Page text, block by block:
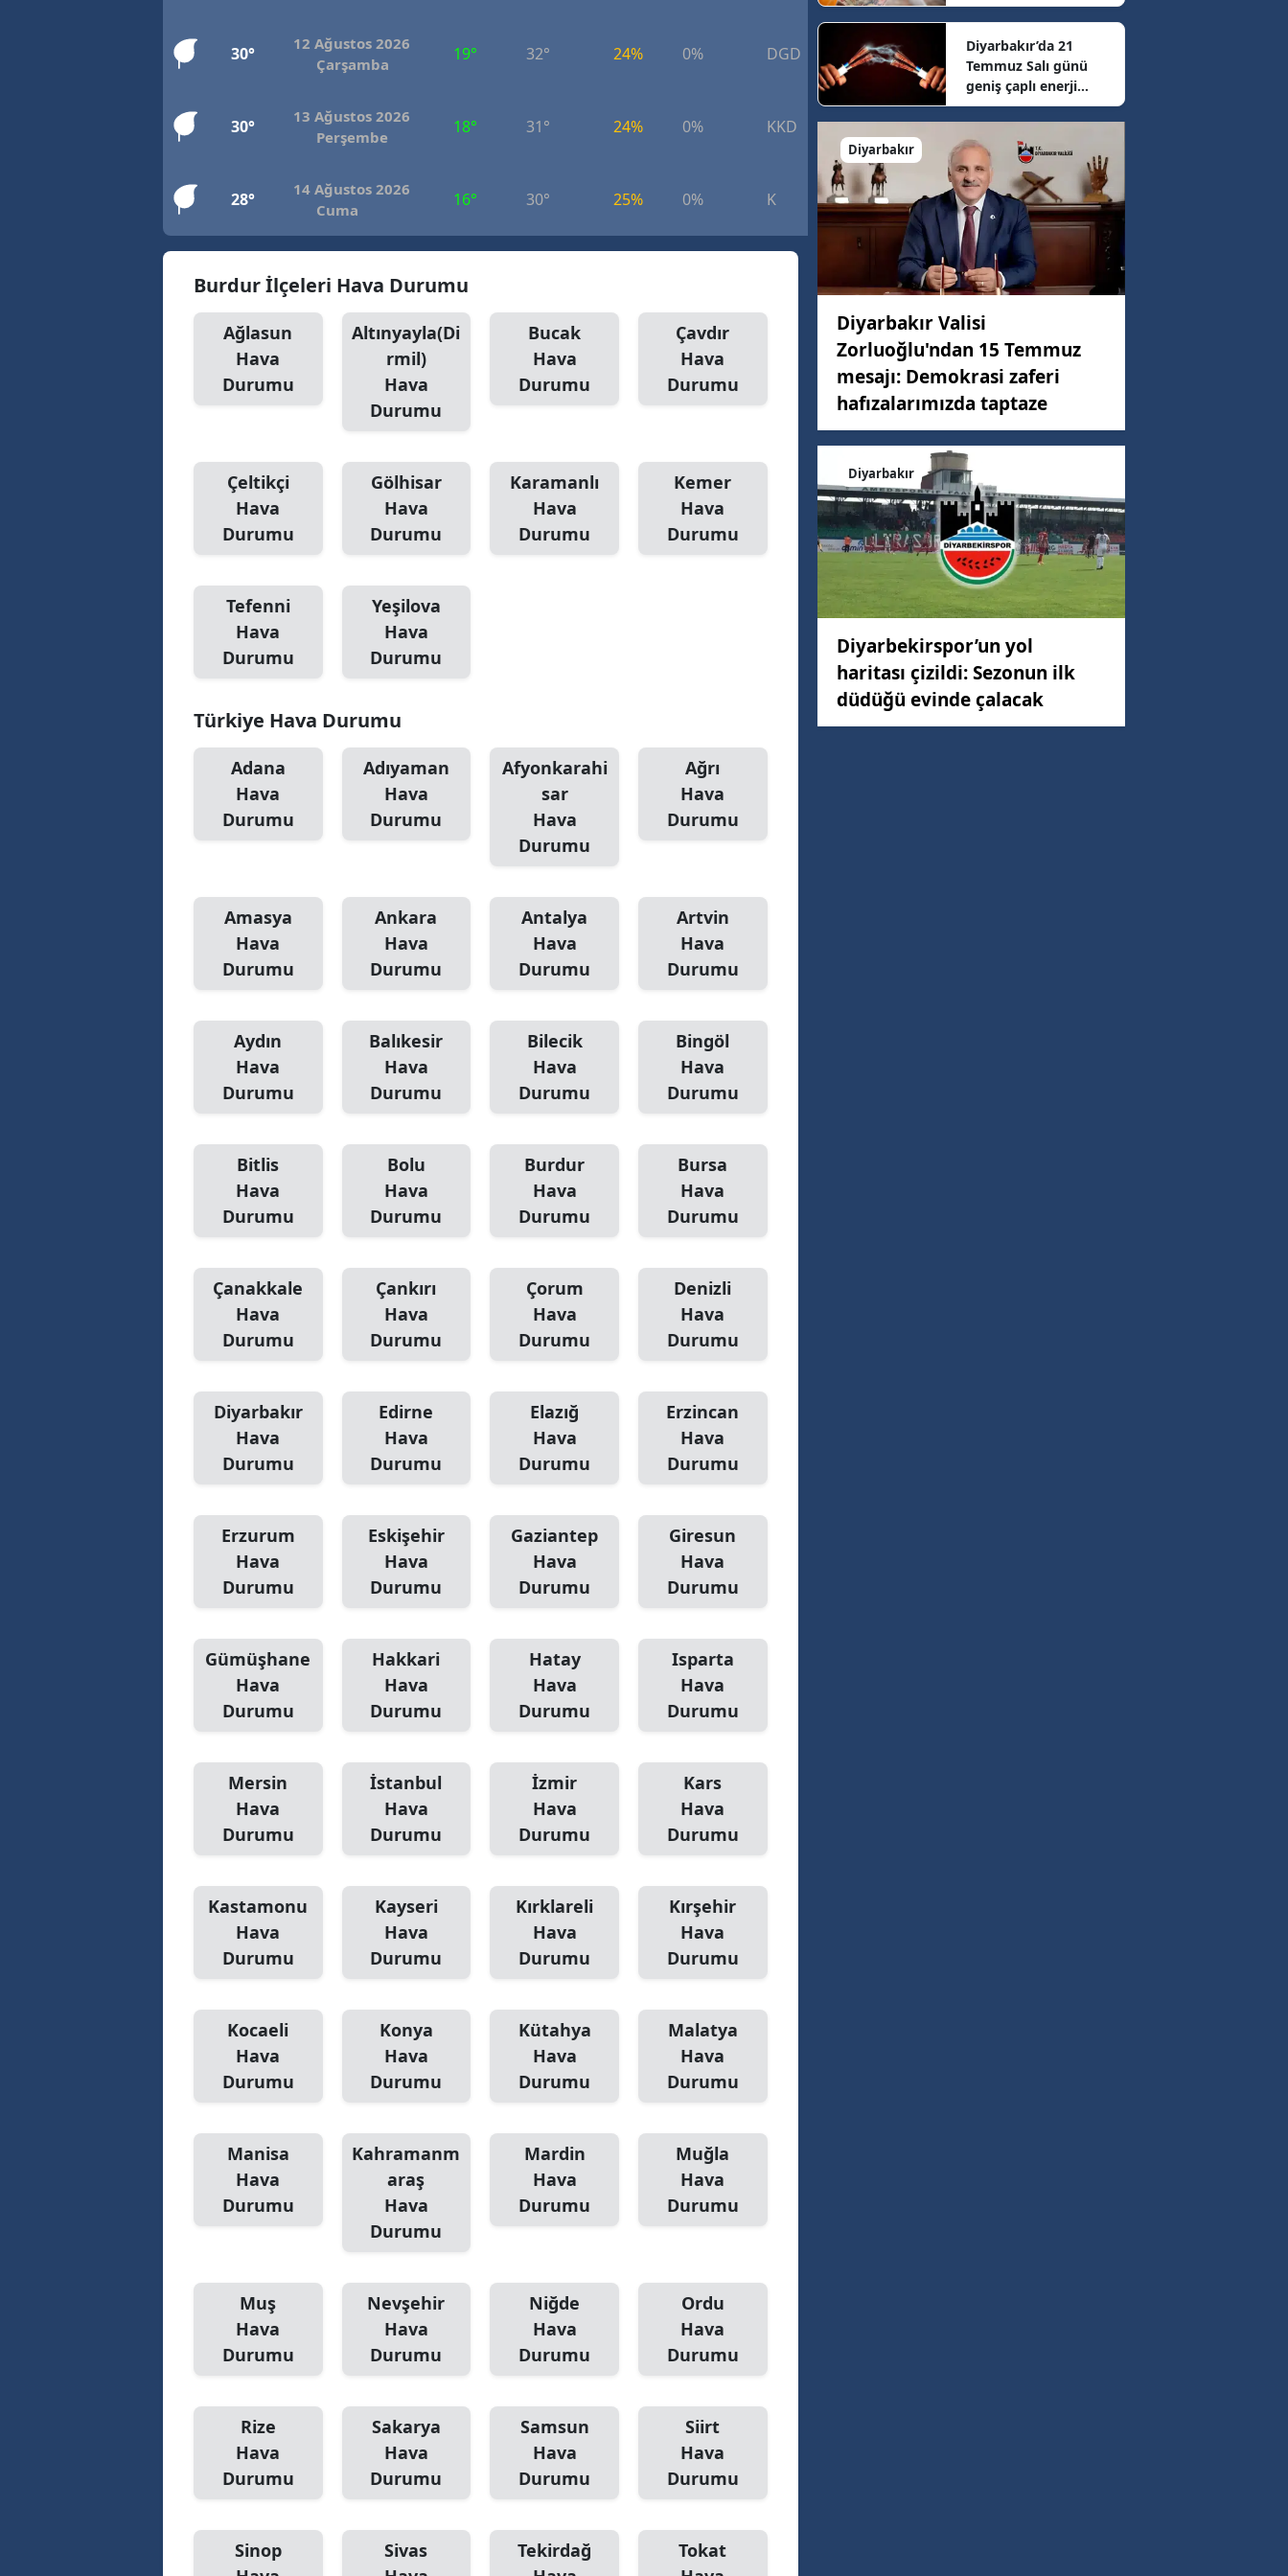
30°
12 Ağustos 2026
Çarşamba
19° 32° 24% 0% DGD 4.3 km/h
30°
13 Ağustos 2026
Perşembe
18° 31° 24% 0% KKD 7.57 km/h
28°
14 Ağustos 2026
Cuma
16° 30° 25% 0% K 5.75 km/h
Burdur İlçeleri Hava Durumu
Ağlasun
Hava
Durumu
Altınyayla(Di
rmil)
Hava
Durumu
Bucak
Hava
Durumu
Çavdır
Hava
Durumu
Çeltikçi
Hava
Durumu
Gölhisar
Hava
Durumu
Karamanlı
Hava
Durumu
Kemer
Hava
Durumu
Tefenni
Hava
Durumu
Yeşilova
Hava
Durumu
Türkiye Hava Durumu
Adana
Hava
Durumu
Adıyaman
Hava
Durumu
Afyonkarahi
sar
Hava
Durumu
Ağrı
Hava
Durumu
Amasya
Hava
Durumu
Ankara
Hava
Durumu
Antalya
Hava
Durumu
Artvin
Hava
Durumu
Aydın
Hava
Durumu
Balıkesir
Hava
Durumu
Bilecik
Hava
Durumu
Bingöl
Hava
Durumu
Bitlis
Hava
Durumu
Bolu
Hava
Durumu
Burdur
Hava
Durumu
Bursa
Hava
Durumu
Çanakkale
Hava
Durumu
Çankırı
Hava
Durumu
Çorum
Hava
Durumu
Denizli
Hava
Durumu
Diyarbakır
Hava
Durumu
Edirne
Hava
Durumu
Elazığ
Hava
Durumu
Erzincan
Hava
Durumu
Erzurum
Hava
Durumu
Eskişehir
Hava
Durumu
Gaziantep
Hava
Durumu
Giresun
Hava
Durumu
Gümüşhane
Hava
Durumu
Hakkari
Hava
Durumu
Hatay
Hava
Durumu
Isparta
Hava
Durumu
Mersin
Hava
Durumu
İstanbul
Hava
Durumu
İzmir
Hava
Durumu
Kars
Hava
Durumu
Kastamonu
Hava
Durumu
Kayseri
Hava
Durumu
Kırklareli
Hava
Durumu
Kırşehir
Hava
Durumu
Kocaeli
Hava
Durumu
Konya
Hava
Durumu
Kütahya
Hava
Durumu
Malatya
Hava
Durumu
Manisa
Hava
Durumu
Kahramanm
araş
Hava
Durumu
Mardin
Hava
Durumu
Muğla
Hava
Durumu
Muş
Hava
Durumu
Nevşehir
Hava
Durumu
Niğde
Hava
Durumu
Ordu
Hava
Durumu
Rize
Hava
Durumu
Sakarya
Hava
Durumu
Samsun
Hava
Durumu
Siirt
Hava
Durumu
Sinop
Sivas
Tekirdağ
Tokat
sonrası güncel fiyatlar
belli oldu
Diyarbakır’da 21
Temmuz Salı günü
geniş çaplı enerji
mesaisi: 16 ilçede
elektrikler kesilecek
Diyarbakır
Diyarbakır Valisi
Zorluoğlu'ndan 15 Temmuz
mesajı: Demokrasi zaferi
hafızalarımızda taptaze
Diyarbakır
Diyarbekirspor’un yol
haritası çizildi: Sezonun ilk
düdüğü evinde çalacak